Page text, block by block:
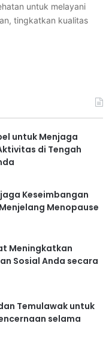
untuk melayani
tingkatkan kualitas
untuk Menjaga
di Tengah
Keseimbangan
Menopause
Meningkatkan
Sosial Anda secara
Temulawak untuk
selama